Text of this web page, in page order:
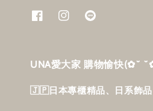
UNA愛大家 購物愉快‎(✿˘
🇯🇵日本專櫃精品、日系飾品